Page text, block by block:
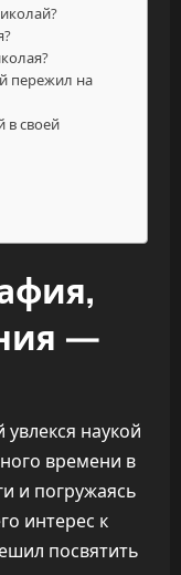
пережил на
в своей
—
наукой
времени в
и погружаясь
интерес к
посвятить